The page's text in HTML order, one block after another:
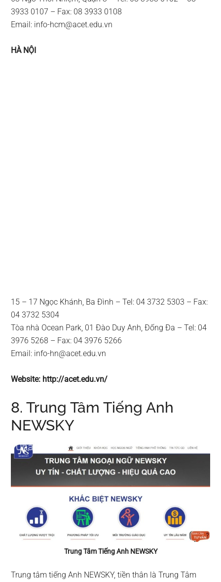
3933 0107 – Fax: 08 3933 0108
Email: info-hcm@acet.edu.vn
HÀ NỘI
15 – 17 Ngọc Khánh, Ba Đình – Tel: 04 3732 5303 – Fax:
04 3732 5304
Tòa nhà Ocean Park, 01 Đào Duy Anh, Đống Đa – Tel: 04
3976 5268 – Fax: 04 3976 5266
Email: info-hn@acet.edu.vn
Website: http://acet.edu.vn/
8. Trung Tâm Tiếng Anh
NEWSKY
Trung Tâm Tiếng Anh NEWSKY
Trung tâm tiếng Anh NEWSKY, tiền thân là Trung Tâm